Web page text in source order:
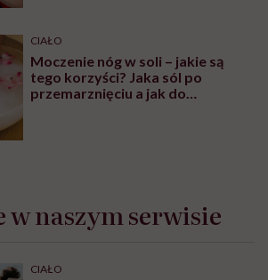
CIAŁO
Moczenie nóg w soli – jakie są
tego korzyści? Jaka sól po
przemarznięciu a jak do
w naszym serwisie
CIAŁO